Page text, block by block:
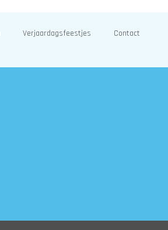
Verjaardagsfeestjes Contact